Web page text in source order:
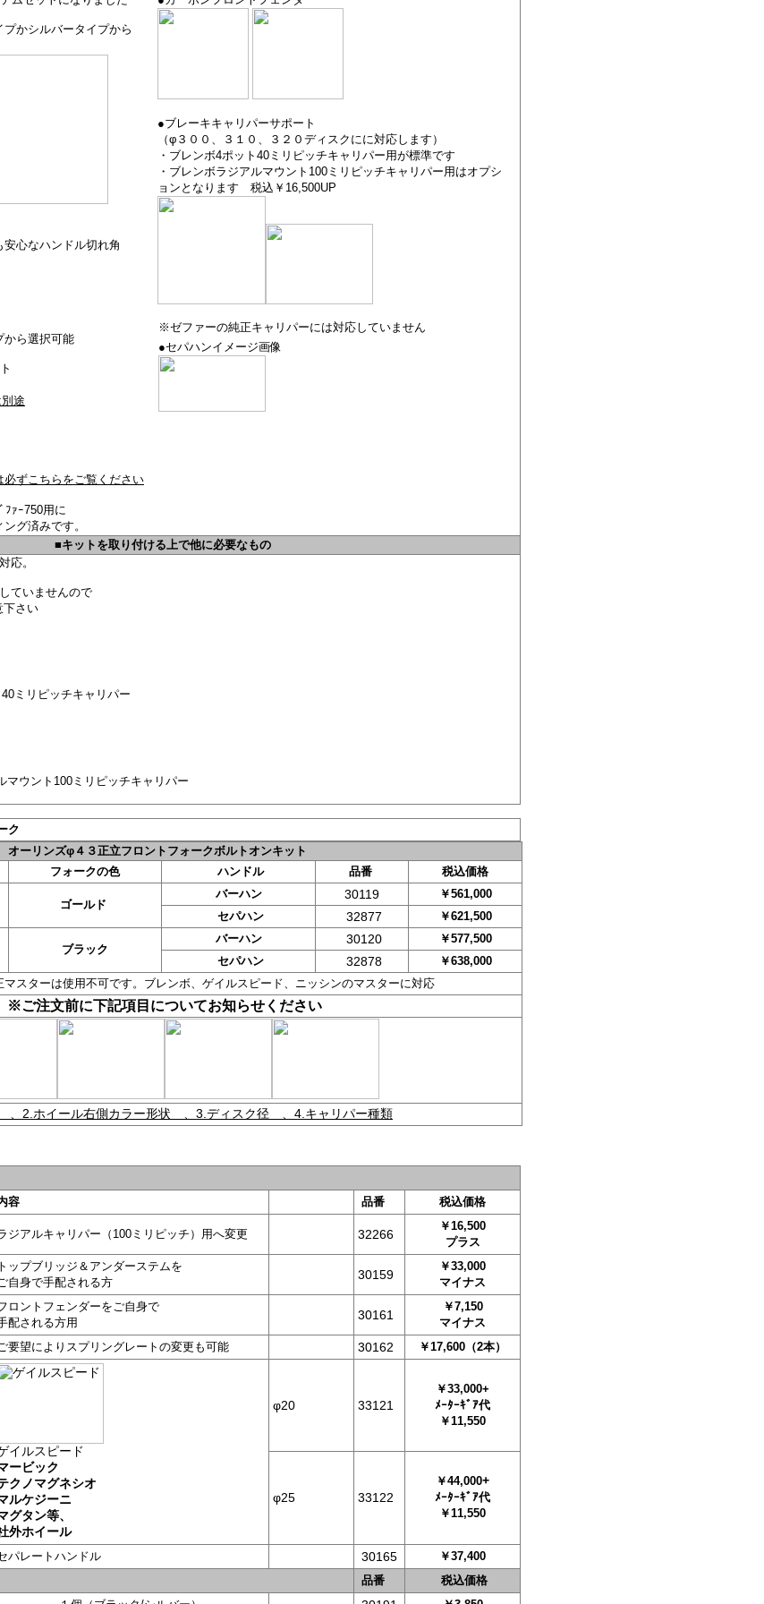
かシルバータイプから
心なハンドル切れ角
ら選択可能
途
ずこちらをご覧ください
ｧｰ750用に
グ済みです。
●ブレーキキャリパーサポート
（φ３００、３１０、３２０ディスクにに対応します）
・ブレンボ4ポット40ミリピッチキャリパー用が標準です
・ブレンボラジアルマウント100ミリピッチキャリパー用はオプシ
ョンとなります 税込￥16,500UP
※ゼファーの純正キャリパーには対応していません
●セパハンイメージ画像
■キットを取り付ける上で他に必要なもの
応。
ていませんので
下さい
ミリピッチキャリパー
マウント100ミリピッチキャリパー
フォーク
オーリンズφ４３正立フロントフォークボルトオンキット
フォークの色 ハンドル 品番 税込価格
ゴールド
バーハン 30119 ￥561,000
セパハン
32877 ￥621,500
ブラック
バーハン 30120 ￥577,500
セパハン
32878 ￥638,000
スターは使用不可です。ブレンボ、ゲイルスピード、ニッシンのマスターに対応
※ご注文前に下記項目についてお知らせください
、2.ホイール右側カラー形状 、3.ディスク径 、4.キャリパー種類
容 品番 税込価格
ジアルキャリパー（100ミリピッチ）用へ変更 32266
￥16,500
プラス
トップブリッジ＆アンダーステムを
自身で手配される方
30159
￥33,000
マイナス
ロントフェンダーをご自身で
配される方用
30161
￥7,150
マイナス
要望によりスプリングレートの変更も可能 30162 ￥17,600 （2本）
イルスピード
ービック
クノマグネシオ
ルケジーニ
グタン等、
外ホイール
φ20 33121
￥33,000+
ﾒｰﾀｰｷﾞｱ代
￥11,550
φ25 33122
￥44,000+
ﾒｰﾀｰｷﾞｱ代
￥11,550
パレートハンドル 30165
￥37,400
品番
税込価格